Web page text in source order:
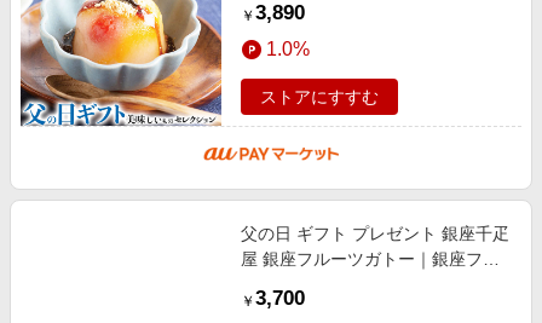
き）｜お届け期間【6月12日〜6月
15日※
￥ 3,890
1.0%
ストアにすすむ
父の日 ギフト プレゼント 銀座千疋
屋 銀座フルーツガトー｜銀座フル
イチゴ & ミルク、レモン & はちみ
￥ 3,700